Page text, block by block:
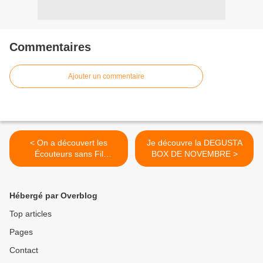
Commentaires
Ajouter un commentaire
< On a découvert les
Écouteurs sans Fil
HOMSCAM
Je découvre la DEGUSTA
BOX DE NOVEMBRE >
Hébergé par Overblog
Top articles
Pages
Contact